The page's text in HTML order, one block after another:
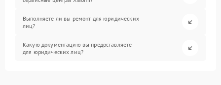
Выполняете ли вы ремонт для юридических
лиц?
Какую документацию вы предоставляете
для юридических лиц?